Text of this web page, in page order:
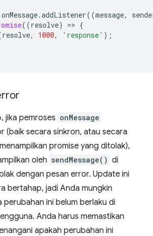
onMessage.addListener((message,
((resolve) => {
resolve, 1000, 'response' );
jika pemroses onMessage
(baik secara sinkron, atau secara
promise yang ditolak),
oleh sendMessage() di
dengan pesan error. Update ini
bertahap, jadi Anda mungkin
ini belum berlaku di
Anda harus memastikan
apakah perubahan ini